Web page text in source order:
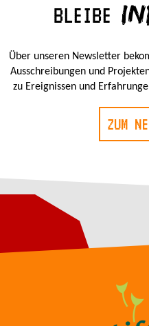
BLEIBE
Über unseren Newsletter
Ausschreibungen und
zu Ereignissen und
ZUM